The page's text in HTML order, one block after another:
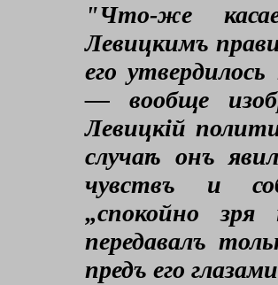
"Что-же
Левицкимъ
его
— вообще
Левицкій
случаѣ онъ
чувствъ и
„спокойно
передавалъ
предъ его